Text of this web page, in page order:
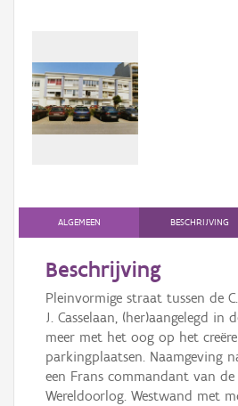
Gebeurtenis
Persoon of collectief
AanmeldenALGEMEEN BESCHRIJVING
Beschrijving
Pleinvormige straat tussen de
J. Casselaan, (her)aangelegd in
meer met het oog op het
parkingplaatsen. Naamgeving
een Frans commandant van de
Wereldoorlog. Westwand met